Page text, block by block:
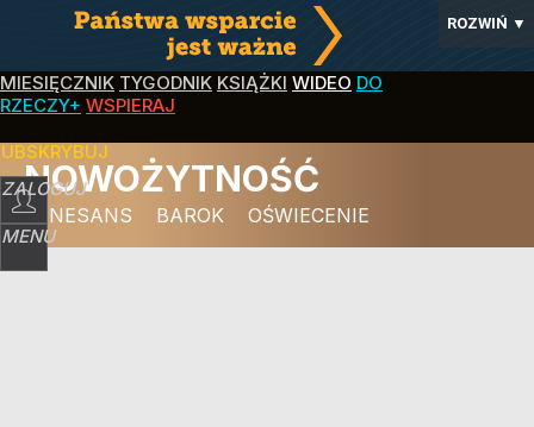
ROZWIŃ ▼
MIESIĘCZNIK TYGODNIK KSIĄŻKI WIDEO DO
RZECZY+ WSPIERAJ
ZALOGUJ
MENU
NOWOŻYTNOŚĆ
RENESANS BAROK OŚWIECENIE